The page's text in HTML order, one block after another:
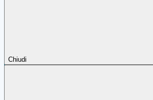
Chiudi